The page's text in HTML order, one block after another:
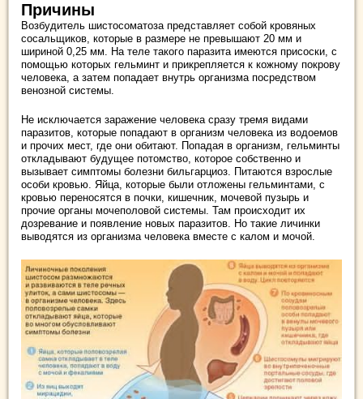
Причины
Возбудитель шистосоматоза представляет собой кровяных
сосальщиков, которые в размере не превышают 20 мм и
шириной 0,25 мм. На теле такого паразита имеются присоски, с
помощью которых гельминт и прикрепляется к кожному покрову
человека, а затем попадает внутрь организма посредством
венозной системы.
Не исключается заражение человека сразу тремя видами
паразитов, которые попадают в организм человека из водоемов
и прочих мест, где они обитают. Попадая в организм, гельминты
откладывают будущее потомство, которое собственно и
вызывает симптомы болезни бильгарциоз. Питаются взрослые
особи кровью. Яйца, которые были отложены гельминтами, с
кровью переносятся в почки, кишечник, мочевой пузырь и
прочие органы мочеполовой системы. Там происходит их
дозревание и появление новых паразитов. Но такие личинки
выводятся из организма человека вместе с калом и мочой.